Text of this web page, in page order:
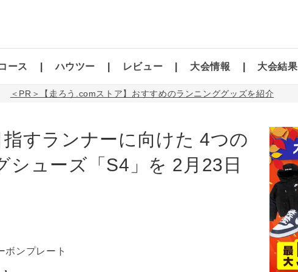
ース ハウツー レビュー 大会情報 大会結果
＜PR＞【走ろう.comストア】おすすめのランニンググッズを紹介
すランナーに向けた 4つの
シューズ「S4」を 2月23日
ボンプレート